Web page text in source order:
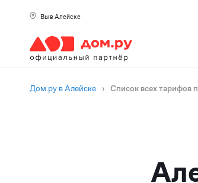
Вы в Алейске
Дом.ру в Алейске › Список всех тарифов